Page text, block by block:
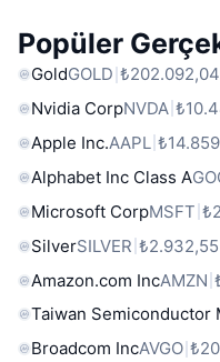
Popüler
GoldGOLD ₺202.092,04
Nvidia CorpNVDA
Apple Inc.AAPL
Alphabet Inc Class A
Microsoft CorpMSFT
SilverSILVER ₺2.932,55
Amazon.com IncAMZN
Taiwan Semiconductor
Broadcom IncAVGO